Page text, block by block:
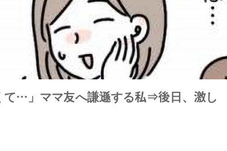
て…」ママ友へ謙遜する私⇒後日、激し